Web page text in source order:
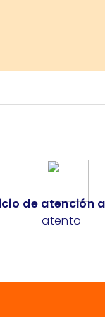
de atención
atento